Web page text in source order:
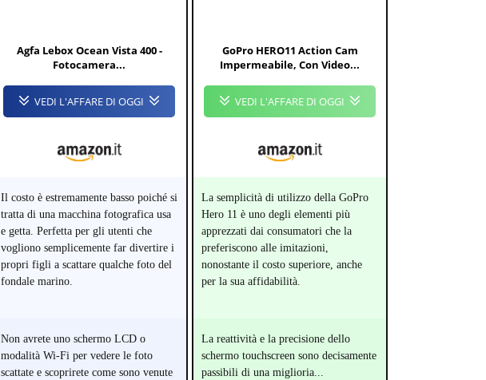
Agfa Lebox Ocean Vista 400 -
Fotocamera...
VEDI L'AFFARE DI OGGI
Il costo è estremamente basso poiché si
tratta di una macchina fotografica usa
e getta. Perfetta per gli utenti che
vogliono semplicemente far divertire i
propri figli a scattare qualche foto del
fondale marino.
Non avrete uno schermo LCD o
modalità Wi-Fi per vedere le foto
scattate e scoprirete come sono venute
GoPro HERO11 Action Cam
Impermeabile, Con Video...
VEDI L'AFFARE DI OGGI
La semplicità di utilizzo della GoPro
Hero 11 è uno degli elementi più
apprezzati dai consumatori che la
preferiscono alle imitazioni,
nonostante il costo superiore, anche
per la sua affidabilità.
La reattività e la precisione dello
schermo touchscreen sono decisamente
passibili di una miglioria...